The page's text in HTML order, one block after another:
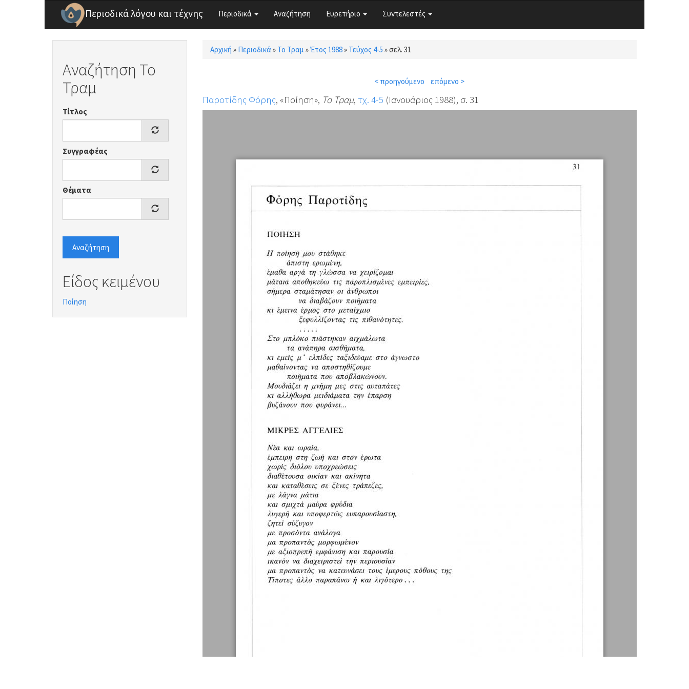
Παράκαμψη προς το κυρίως περιεχόμενο
Περιοδικά λόγου και τέχνης Περιοδικά Αναζήτηση Ευρετήριο Συντελεστές
Αναζήτηση Το
Τραμ
Τίτλος
Συγγραφέας
Θέματα
Αναζήτηση
Είδος κειμένου
Ποίηση
Είστε εδώ
Αρχική » Περιοδικά» Το Τραμ »Έτος 1988» Τεύχος 4-5 »σελ. 31
< προηγούμενο επόμενο >
Παροτίδης Φόρης, «Ποίηση», Το Τραμ, τχ. 4-5 (Ιανουάριος 1988), σ. 31